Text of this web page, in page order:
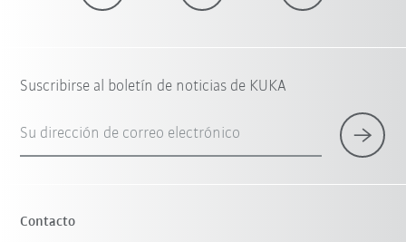
Suscribirse al boletín de noticias de KUKA
Su dirección de correo electrónico
Contacto